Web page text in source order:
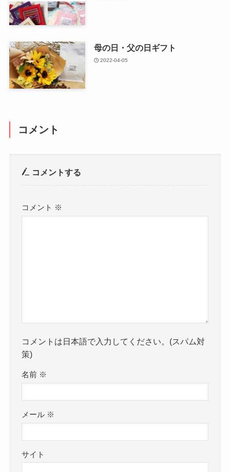
母の日・父の日ギフト
2022-04-05
コメント
コメントする
コメント ※
コメントは日本語で入力してください。(スパム対
策)
名前 ※
メール ※
サイト